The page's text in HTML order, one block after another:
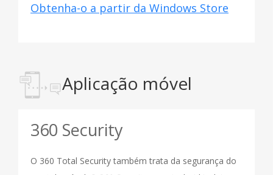
Obtenha-o a partir da Windows Store
Aplicação móvel
360 Security
O 360 Total Security também trata da segurança do